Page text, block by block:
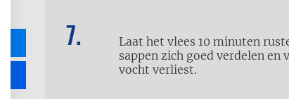
Laat het vlees 10 minuten
sappen zich goed verdelen
vocht verliest.